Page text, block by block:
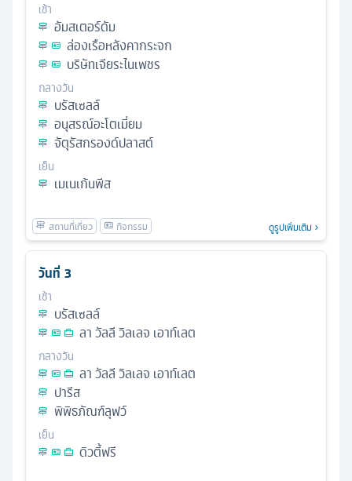
เช้า
อัมสเตอร์ดัม
ล่องเรือหลังคากระจก
บริษัทเจียระไนเพชร
กลางวัน
บรัสเซลล์
อนุสรณ์อะโตเมี่ยม
จัตุรัสกรองด์ปลาสต์
เย็น
เมเนเก้นพีส
ดูรูปเพิ่มเติม
วันที่ 3
เช้า
บรัสเซลล์
ลา วัลลี วิลเลจ เอาท์เลต
กลางวัน
ลา วัลลี วิลเลจ เอาท์เลต
ปารีส
พิพิธภัณฑ์ลุฟว์
เย็น
ดิวตี้ฟรี